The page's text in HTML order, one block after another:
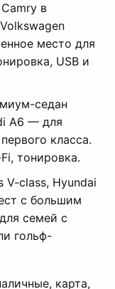
в
место для
USB и
седан
A6 — для
класса.
тонировка.
V-class, Hyundai
с большим
семей с
гольф-
карта,